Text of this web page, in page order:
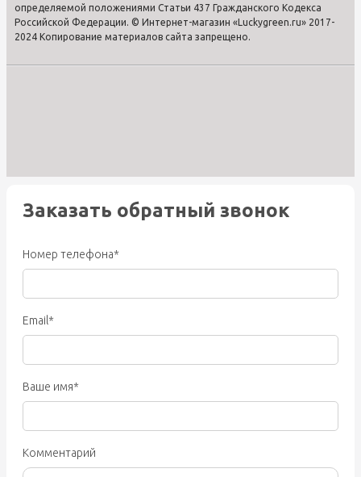
определяемой положениями Статьи 437 Гражданского Кодекса
Российской Федерации. © Интернет-магазин «Luckygreen.ru» 2017-
2024 Копирование материалов сайта запрещено.
Заказать обратный звонок
Номер телефона*
Email*
Ваше имя*
Комментарий